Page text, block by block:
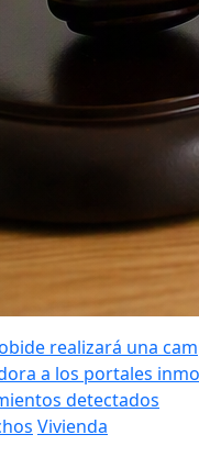
realizará una
a los portales
detectados
Vivienda